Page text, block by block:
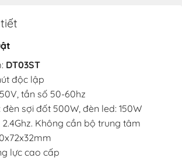
DT03ST
độc lập
tần số 50-60hz
sợi đốt 500W, đèn led: 150W
2.4Ghz. Không cần bộ trung tâm
lực cao cấp